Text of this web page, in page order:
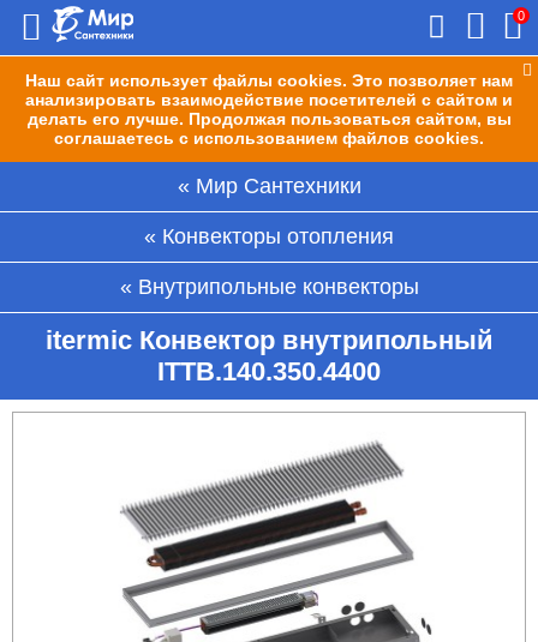
Наш сайт использует файлы cookies. Это позволяет нам
анализировать взаимодействие посетителей с сайтом и
делать его лучше. Продолжая пользоваться сайтом, вы
соглашаетесь с использованием файлов cookies.
0
Мир Сантехники
Конвекторы отопления
Внутрипольные конвекторы
itermic Конвектор внутрипольный
ITTB.140.350.4400